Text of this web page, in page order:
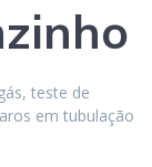
teste de
em tubulação